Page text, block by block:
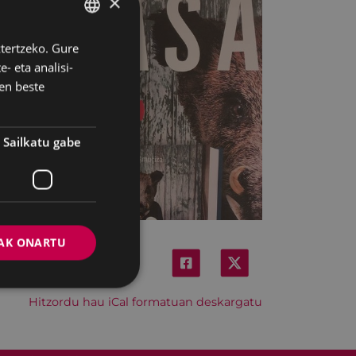
Hitzordu hau iCal formatuan deskargatu
BASQUE
SPANISH
Gure
eta analisi-
beste
Sailkatu gabe
ONARTU